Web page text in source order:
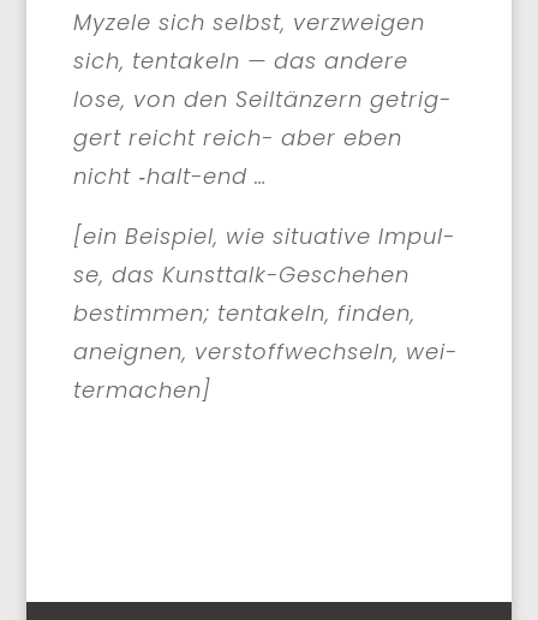
Myze­le sich selbst, ver­zwei­gen
sich, ten­ta­keln — das ande­re
lose, von den Seil­tän­zern getrig­
gert reicht reich- aber eben
nicht ‑halt-end …
[ein Bei­spiel, wie situa­ti­ve Impul­
se, das Kunst­talk-Gesche­hen
bestim­men; ten­ta­keln, fin­den,
aneig­nen, ver­stoff­wech­seln, wei­
ter­ma­chen]